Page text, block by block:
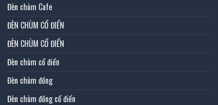
Đèn chùm Cafe
ĐÈN CHÙM CỔ ĐIỂN
ĐÈN CHÙM CỔ ĐIỂN
Đèn chùm cổ điển
Đèn chùm đồng
Đèn chùm đồng cổ điển